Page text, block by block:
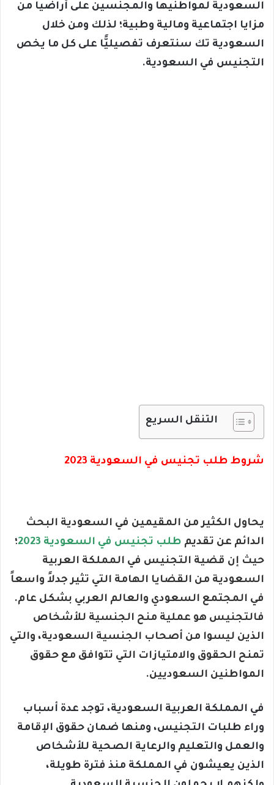
السعودية لمواطنيها والمجنسين على أراضيا من
مزايا اجتماعية ومالية وطبية؛ لذلك ومن خلال
السعودية تك سنتعرف تفصيليًّا على كل ما يخص
التجنيس في السعودية.
التنقل السريع
شروط طلب تجنيس في السعودية 2023
يحاول الكثير من المقيمين في السعودية البحث
الدائم عن تقديم طلب تجنيس في السعودية 2023
؛
حيث إن قضية التجنيس في المملكة العربية
السعودية من القضايا الهامة التي تثير جدلاً واسعاً
في المجتمع السعودي والعالم العربي بشكل عام.
فالتجنيس هو عملية منح الجنسية للأشخاص
الذين ليسوا من أصحاب الجنسية السعودية، والتي
تمنح الحقوق والامتيازات التي تتوافق مع حقوق
المواطنين السعوديين.
في المملكة العربية السعودية، توجد عدة أسباب
وراء طلبات التجنيس، ومنها ضمان حقوق الإقامة
والعمل والتعليم والرعاية الصحية للأشخاص
الذين يعيشون في المملكة منذ فترة طويلة،